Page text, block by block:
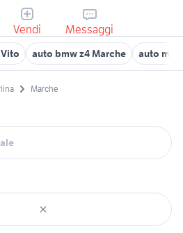
Vendi Messaggi
auto bmw z4 Marche auto
Marche